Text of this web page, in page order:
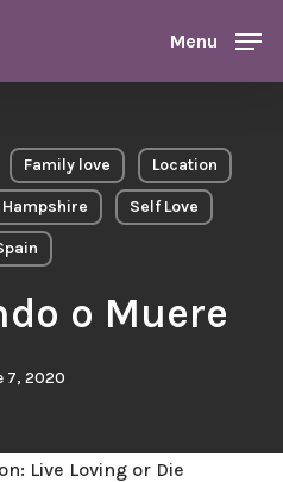
Menu
Family love Location
Hampshire Self Love
o Muere
7, 2020
Live Loving or Die